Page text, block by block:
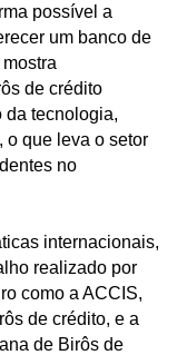
possível a
um banco de
de crédito
da tecnologia,
o que leva o setor
no
internacionais,
realizado por
como a ACCIS,
de crédito, e a
de Birôs de